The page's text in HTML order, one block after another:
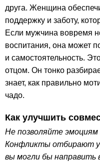
друга. Женщина
поддержку и заботу,
Если мужчина вовремя
воспитания, она может
и самостоятельность.
отцом. Он тонко
знает, как правильно
чадо.
Как улучшить
Не позволяйте эмоциям
Конфликты отбирают у
вы могли бы направить